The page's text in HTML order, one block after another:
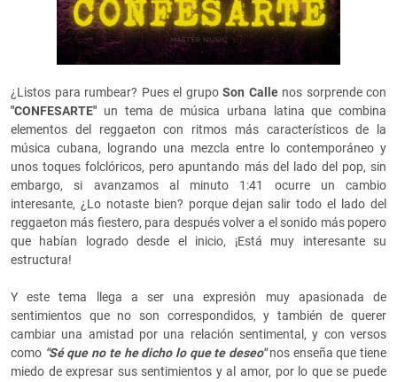
¿Listos para rumbear? Pues el grupo Son Callenos sorprende con
"CONFESARTE" un tema de música urbana latina que combina
elementos del reggaeton con ritmos más característicos de la
música cubana, logrando una mezcla entre lo contemporáneo y
unos toques folclóricos, pero apuntando más del lado del pop, sin
embargo, si avanzamos al minuto 1:41 ocurre un cambio
interesante, ¿Lo notaste bien? porque dejan salir todo el lado del
reggaeton más fiestero, para después volver a el sonido más popero
que habían logrado desde el inicio, ¡Está muy interesante su
estructura!
Y este tema llega a ser una expresión muy apasionada de
sentimientos que no son correspondidos, y también de querer
cambiar una amistad por una relación sentimental, y con versos
como "Sé que no te he dicho lo que te deseo"nos enseña que tiene
miedo de expresar sus sentimientos y al amor, por lo que se puede